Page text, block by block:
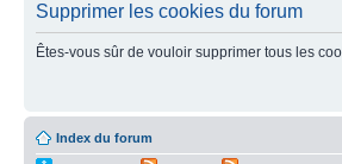
Supprimer les cookies du forum
Êtes-vous sûr de vouloir supprimer tous les
Index du forum